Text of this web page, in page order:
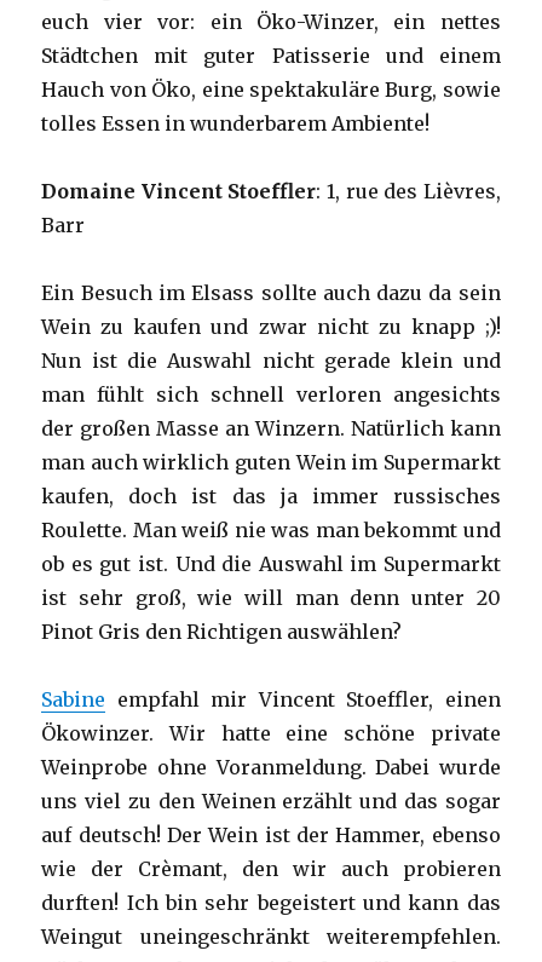
euch vier vor: ein Öko-Winzer, ein nettes
Städtchen mit guter Patisserie und einem
Hauch von Öko, eine spektakuläre Burg, sowie
tolles Essen in wunderbarem Ambiente!
Domaine Vincent Stoeffler: 1, rue des Lièvres,
Barr
Ein Besuch im Elsass sollte auch dazu da sein
Wein zu kaufen und zwar nicht zu knapp ;)!
Nun ist die Auswahl nicht gerade klein und
man fühlt sich schnell verloren angesichts
der großen Masse an Winzern. Natürlich kann
man auch wirklich guten Wein im Supermarkt
kaufen, doch ist das ja immer russisches
Roulette. Man weiß nie was man bekommt und
ob es gut ist. Und die Auswahl im Supermarkt
ist sehr groß, wie will man denn unter 20
Pinot Gris den Richtigen auswählen?
Sabine empfahl mir Vincent Stoeffler, einen
Ökowinzer. Wir hatte eine schöne private
Weinprobe ohne Voranmeldung. Dabei wurde
uns viel zu den Weinen erzählt und das sogar
auf deutsch! Der Wein ist der Hammer, ebenso
wie der Crèmant, den wir auch probieren
durften! Ich bin sehr begeistert und kann das
Weingut uneingeschränkt weiterempfehlen.